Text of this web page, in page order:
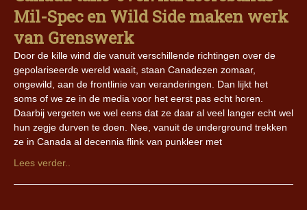
Mil-Spec en Wild Side maken werk
van Grenswerk
Door de kille wind die vanuit verschillende richtingen over de
gepolariseerde wereld waait, staan Canadezen zomaar,
ongewild, aan de frontlinie van veranderingen. Dan lijkt het
soms of we ze in de media voor het eerst pas echt horen.
Daarbij vergeten we wel eens dat ze daar al veel langer echt wel
hun zegje durven te doen. Nee, vanuit de underground trekken
ze in Canada al decennia flink van punkleer met
Lees verder..